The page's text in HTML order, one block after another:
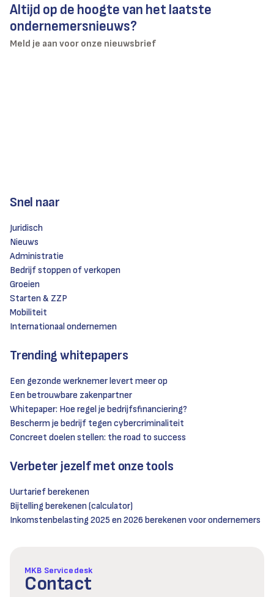
Altijd op de hoogte van het laatste
ondernemersnieuws?
Meld je aan voor onze nieuwsbrief
Snel naar
Juridisch
Nieuws
Administratie
Bedrijf stoppen of verkopen
Groeien
Starten & ZZP
Mobiliteit
Internationaal ondernemen
Trending whitepapers
Een gezonde werknemer levert meer op
Een betrouwbare zakenpartner
Whitepaper: Hoe regel je bedrijfsfinanciering?
Bescherm je bedrijf tegen cybercriminaliteit
Concreet doelen stellen: the road to success
Verbeter jezelf met onze tools
Uurtarief berekenen
Bijtelling berekenen (calculator)
Inkomstenbelasting 2025 en 2026 berekenen voor ondernemers
MKB Servicedesk
Contact